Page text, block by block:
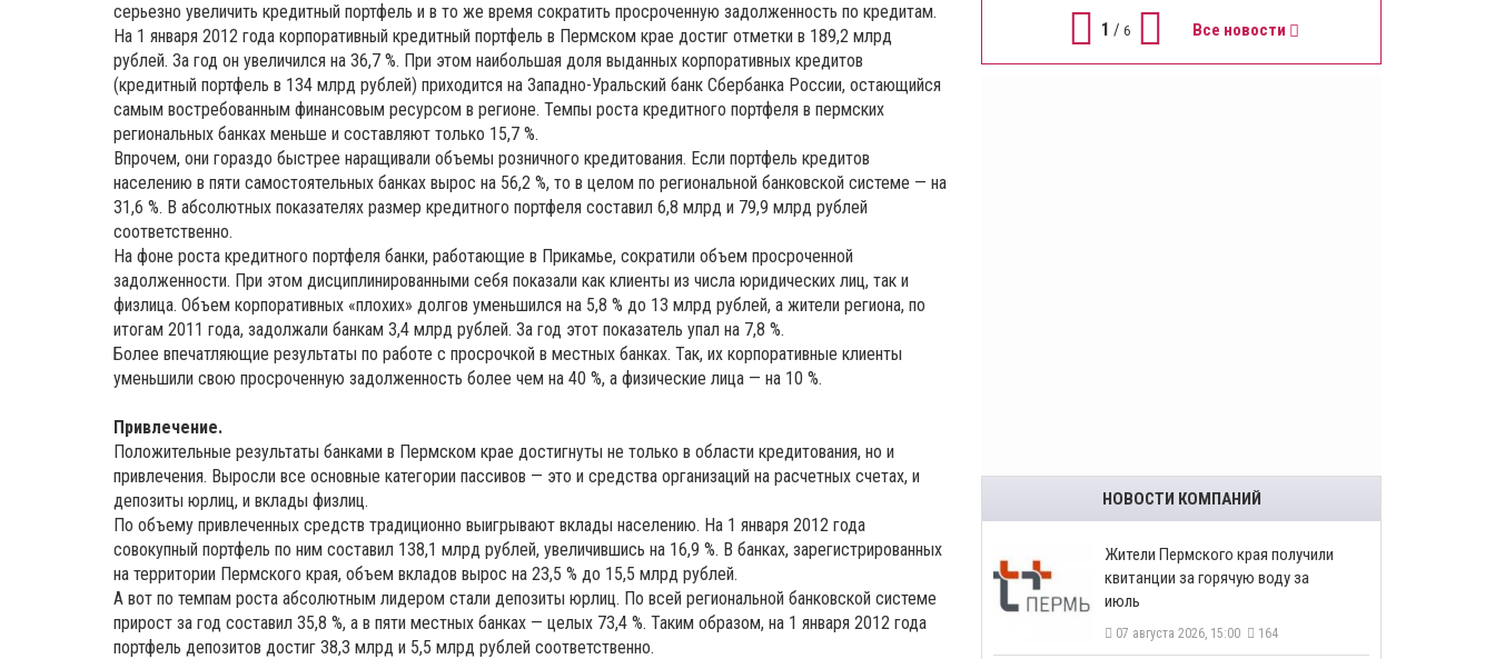
серьезно увеличить кредитный портфель и в то же время сократить просроченную задолженность по кредитам.
На 1 января 2012 года корпоративный кредитный портфель в Пермском крае достиг отметки в 189,2 млрд
рублей. За год он увеличился на 36,7 %. При этом наибольшая доля выданных корпоративных кредитов
(кредитный портфель в 134 млрд рублей) приходится на Западно-Уральский банк Сбербанка России, остающийся
самым востребованным финансовым ресурсом в регионе. Темпы роста кредитного портфеля в пермских
региональных банках меньше и составляют только 15,7 %.
Впрочем, они гораздо быстрее наращивали объемы розничного кредитования. Если портфель кредитов
населению в пяти самостоятельных банках вырос на 56,2 %, то в целом по региональной банковской системе — на
31,6 %. В абсолютных показателях размер кредитного портфеля составил 6,8 млрд и 79,9 млрд рублей
соответственно.
На фоне роста кредитного портфеля банки, работающие в Прикамье, сократили объем просроченной
задолженности. При этом дисциплинированными себя показали как клиенты из числа юридических лиц, так и
физлица. Объем корпоративных «плохих» долгов уменьшился на 5,8 % до 13 млрд рублей, а жители региона, по
итогам 2011 года, задолжали банкам 3,4 млрд рублей. За год этот показатель упал на 7,8 %.
Более впечатляющие результаты по работе с просрочкой в местных банках. Так, их корпоративные клиенты
уменьшили свою просроченную задолженность более чем на 40 %, а физические лица — на 10 %.
Привлечение.
Положительные результаты банками в Пермском крае достигнуты не только в области кредитования, но и
привлечения. Выросли все основные категории пассивов — это и средства организаций на расчетных счетах, и
депозиты юрлиц, и вклады физлиц.
По объему привлеченных средств традиционно выигрывают вклады населению. На 1 января 2012 года
совокупный портфель по ним составил 138,1 млрд рублей, увеличившись на 16,9 %. В банках, зарегистрированных
на территории Пермского края, объем вкладов вырос на 23,5 % до 15,5 млрд рублей.
А вот по темпам роста абсолютным лидером стали депозиты юрлиц. По всей региональной банковской системе
прирост за год составил 35,8 %, а в пяти местных банках — целых 73,4 %. Таким образом, на 1 января 2012 года
портфель депозитов достиг 38,3 млрд и 5,5 млрд рублей соответственно.
1 / 6 Все новости
НОВОСТИ КОМПАНИЙ
​Жители Пермского края получили
квитанции за горячую воду за
июль
07 августа 2026, 15:00 164